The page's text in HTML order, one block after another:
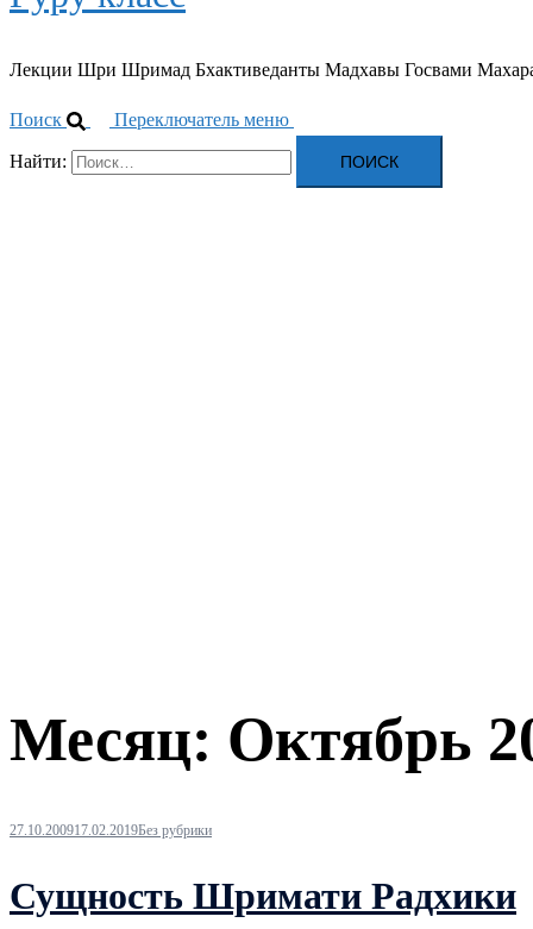
Лекции Шри Шримад Бхактиведанты Мадхавы Госвами
Поиск Переключатель меню
Найти:
Месяц: Октябрь
27.10.200917.02.2019Без рубрики
Сущность Шримати Радхики